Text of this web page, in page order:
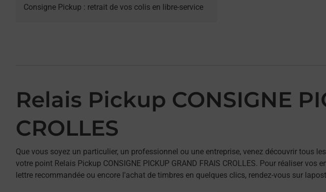
Consigne Pickup : retrait de vos colis en libre-service
Relais Pickup CONSIGNE
CROLLES
Que vous soyez un particulier, un professionnel ou une entreprise, venez découvrir tous
votre point Relais Pickup CONSIGNE PICKUP GRAND FRAIS CROLLES. Pour réaliser vos
lettre recommandée ou encore l'achat de timbres en quelques clics, rendez-vous sur